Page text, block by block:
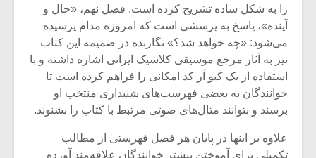
را به شکل ساده تشریح کرده است. فصل نهم، «حال و
آینده»، پاسخ به پرسشی است که امروزه مدام پرسیده
می‌شود: «چه خواهد شد؟» نگارنده در ضمیمه این کتاب
نیز به آثار مرجع موسیقی کلاسیک ایرانی اشاره داشته و با
استفاده از یک کیو آر کد امکانی را فراهم کرده است تا
خوانندگان به بعضی فهرست‌های شنیداری منتخب او
برسند و بتوانند مثال‌های صوتی مرتبط با کتاب را بشنوند.
علاوه بر اینها در پایان هر فصل فهرستی از مطالب
تکمیلی برای آموختن بیشتر خوانندگان علاقه‌مند آورده